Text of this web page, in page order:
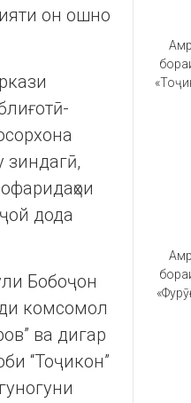
он ошно
зиндагӣ,
дода
Бобоҷон
комсомол
ва дигар
“Тоҷикон”